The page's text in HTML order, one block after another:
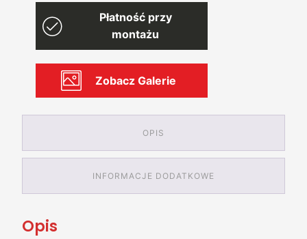
PREMIUM
4mx6m
3mx6m
Płatność przy
montażu
Zobacz Galerie
OPIS
INFORMACJE DODATKOWE
Opis